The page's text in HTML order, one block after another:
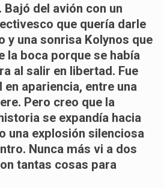
del avión con un
que quería darle
y una sonrisa Kolynos que
la boca porque se había
al salir en libertad. Fue
apariencia, entre una
Pero creo que la
se expandía hacia
una explosión silenciosa
Nunca más vi a dos
tantas cosas para